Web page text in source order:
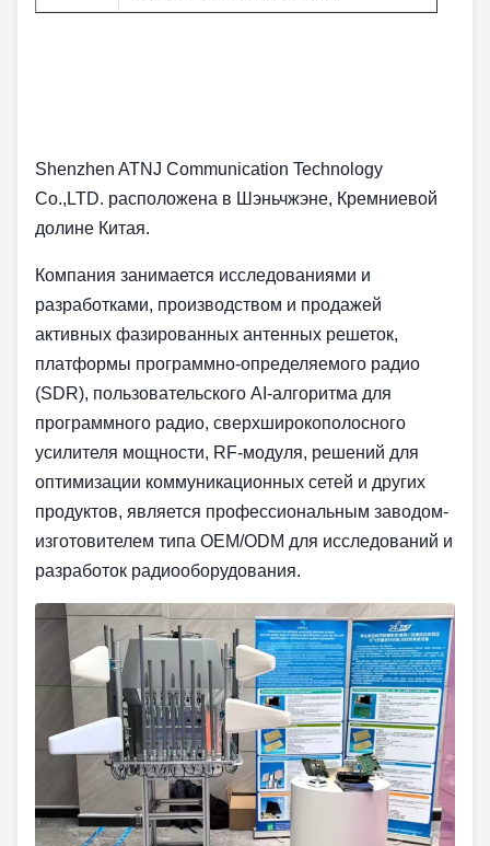
Shenzhen ATNJ Communication Technology
Co.,LTD. расположена в Шэньчжэне, Кремниевой
долине Китая.
Компания занимается исследованиями и
разработками, производством и продажей
активных фазированных антенных решеток,
платформы программно-определяемого радио
(SDR), пользовательского AI-алгоритма для
программного радио, сверхширокополосного
усилителя мощности, RF-модуля, решений для
оптимизации коммуникационных сетей и других
продуктов, является профессиональным заводом-
изготовителем типа OEM/ODM для исследований и
разработок радиооборудования.